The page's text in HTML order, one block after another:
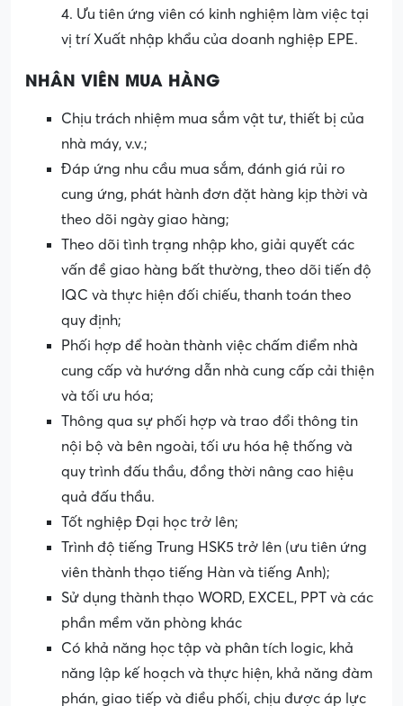
4. Ưu tiên ứng viên có kinh nghiệm làm việc tại
vị trí Xuất nhập khẩu của doanh nghiệp EPE.
NHÂN VIÊN MUA HÀNG
Chịu trách nhiệm mua sắm vật tư, thiết bị của
nhà máy, v.v.;
Đáp ứng nhu cầu mua sắm, đánh giá rủi ro
cung ứng, phát hành đơn đặt hàng kịp thời và
theo dõi ngày giao hàng;
Theo dõi tình trạng nhập kho, giải quyết các
vấn đề giao hàng bất thường, theo dõi tiến độ
IQC và thực hiện đối chiếu, thanh toán theo
quy định;
Phối hợp để hoàn thành việc chấm điểm nhà
cung cấp và hướng dẫn nhà cung cấp cải thiện
và tối ưu hóa;
Thông qua sự phối hợp và trao đổi thông tin
nội bộ và bên ngoài, tối ưu hóa hệ thống và
quy trình đấu thầu, đồng thời nâng cao hiệu
quả đấu thầu.
Tốt nghiệp Đại học trở lên;
Trình độ tiếng Trung HSK5 trở lên (ưu tiên ứng
viên thành thạo tiếng Hàn và tiếng Anh);
Sử dụng thành thạo WORD, EXCEL, PPT và các
phần mềm văn phòng khác
Có khả năng học tập và phân tích logic, khả
năng lập kế hoạch và thực hiện, khả năng đàm
phán, giao tiếp và điều phối, chịu được áp lực